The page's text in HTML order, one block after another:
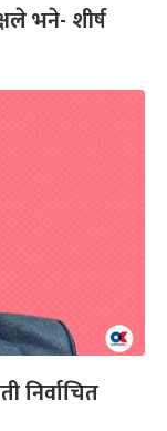
भने- शीर्ष
निर्वाचित